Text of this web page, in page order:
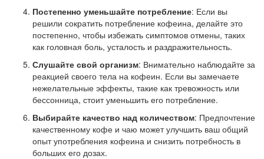
Постепенно уменьшайте потребление: Если вы
решили сократить потребление кофеина, делайте это
постепенно, чтобы избежать симптомов отмены, таких
как головная боль, усталость и раздражительность.
Слушайте свой организм: Внимательно наблюдайте за
реакцией своего тела на кофеин. Если вы замечаете
нежелательные эффекты, такие как тревожность или
бессонница, стоит уменьшить его потребление.
Выбирайте качество над количеством: Предпочтение
качественному кофе и чаю может улучшить ваш общий
опыт употребления кофеина и снизить потребность в
больших его дозах.